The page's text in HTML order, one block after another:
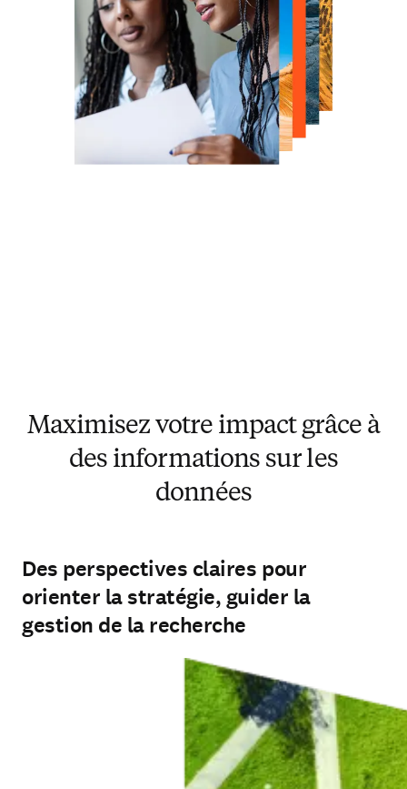
Maximisez votre impact grâce à
des informations sur les
données
Des perspectives claires pour
orienter la stratégie, guider la
gestion de la recherche